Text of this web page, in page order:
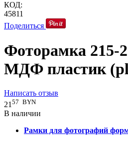
КОД:
45811
Поделиться
Фоторамка 215-
МДФ пластик
Написать отзыв
21 57 BYN
В наличии
Рамки для фотографий